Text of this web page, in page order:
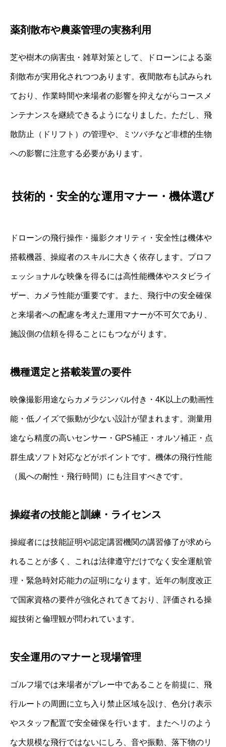
薬剤散布や農薬管理の実務利用
芝や樹木の病害虫・雑草対策として、ドローンによる薬
剤散布が実用化されつつあります。夜間散布も試みられ
ており、作業時間や来場者の影響を抑えながらコースメ
ンテナンスを継続できるようになりました。ただし、飛
散防止（ドリフト）の管理や、ミツバチなど非標的生物
への影響に注意する必要があります。
技術的・安全的な運用マナー・機体選び
ドローンの飛行操作・撮影クオリティ・安全性は機体や
搭載機器、操縦者のスキルに大きく依存します。プロフ
ェッショナルな映像を得るには高性能機体やスタビライ
ザー、カメラ性能が重要です。また、飛行中の安全確保
と来場者への配慮を考えた運用マナーが不可欠であり、
施設側の信頼を得ることにもつながります。
機種選定と搭載装置の要件
映像撮影用途ならカメラジンバル付き・4K以上の動画性
能・低ノイズで振動が少ない設計が望まれます。測量用
途なら精度の高いセンサー・GPS補正・オルソ補正・点
群生成ソフト対応などがポイントです。機体の飛行性能
（風への耐性・飛行時間）にも注目すべきです。
操縦者の技能と訓練・ライセンス
操縦者には技能証明や認定講習機関の講習修了が求めら
れることが多く、これは法律遵守だけでなく安全運航管
理・緊急時対応能力の証明になります。近年の制度改正
で国家資格の要件が強化されてきており、評価される操
縦技術と倫理観が問われています。
安全運用のマナーと現場管理
ゴルフ場では来場者がプレー中であることを前提に、飛
行ルートの周囲に立ち入り禁止区域を設け、色分け表示
やスタッフ配置で安全確保を行います。またヘリのよう
な大規模な飛行ではないにしろ、音や振動、落下物のリ